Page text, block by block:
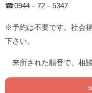
☎0944－72－5347
※予約は不要です。社会
下さい。
来所された順番で、相